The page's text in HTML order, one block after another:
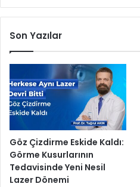
Son Yazılar
Göz Çizdirme Eskide Kaldı:
Görme Kusurlarının
Tedavisinde Yeni Nesil
Lazer Dönemi